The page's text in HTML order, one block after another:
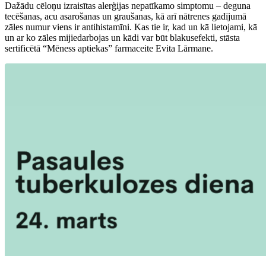
Dažādu cēloņu izraisītas alerģijas nepatīkamo simptomu – deguna
tecēšanas, acu asarošanas un graušanas, kā arī nātrenes gadījumā
zāles numur viens ir antihistamīni. Kas tie ir, kad un kā lietojami, kā
un ar ko zāles mijiedarbojas un kādi var būt blakusefekti, stāsta
sertificētā “Mēness aptiekas” farmaceite Evita Lārmane.